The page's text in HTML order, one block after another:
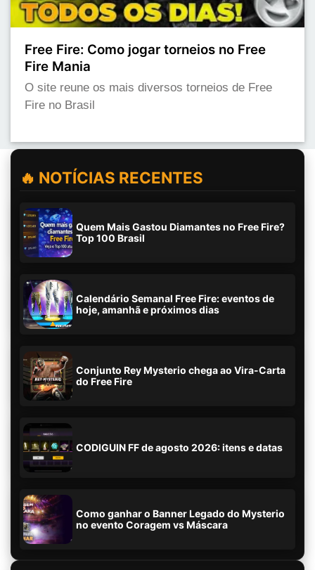
Free Fire: Como jogar torneios no Free
Fire Mania
O site reune os mais diversos torneios de Free
Fire no Brasil
🔥 NOTÍCIAS RECENTES
Quem Mais Gastou Diamantes no Free Fire?
Top 100 Brasil
Calendário Semanal Free Fire: eventos de
hoje, amanhã e próximos dias
Conjunto Rey Mysterio chega ao Vira-Carta
do Free Fire
CODIGUIN FF de agosto 2026: itens e datas
Como ganhar o Banner Legado do Mysterio
no evento Coragem vs Máscara